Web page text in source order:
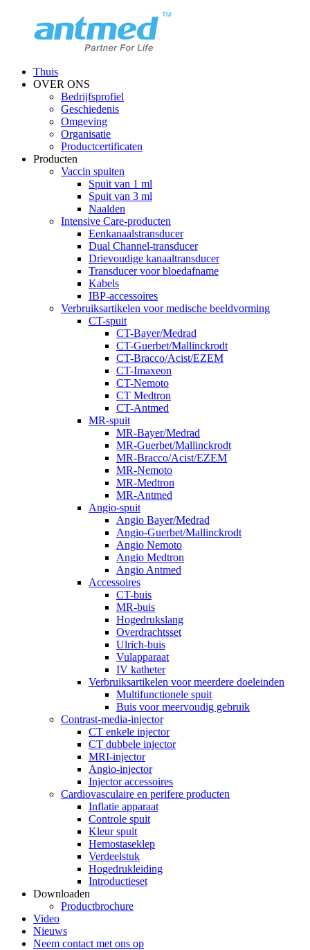
Thuis
OVER ONS
Bedrijfsprofiel
Geschiedenis
Omgeving
Organisatie
Productcertificaten
Producten
Vaccin spuiten
Spuit van 1 ml
Spuit van 3 ml
Naalden
Intensive Care-producten
Eenkanaalstransducer
Dual Channel-transducer
Drievoudige kanaaltransducer
Transducer voor bloedafname
Kabels
IBP-accessoires
Verbruiksartikelen voor medische beeldvorming
CT-spuit
CT-Bayer/Medrad
CT-Guerbet/Mallinckrodt
CT-Bracco/Acist/EZEM
CT-Imaxeon
CT-Nemoto
CT Medtron
CT-Antmed
MR-spuit
MR-Bayer/Medrad
MR-Guerbet/Mallinckrodt
MR-Bracco/Acist/EZEM
MR-Nemoto
MR-Medtron
MR-Antmed
Angio-spuit
Angio Bayer/Medrad
Angio-Guerbet/Mallinckrodt
Angio Nemoto
Angio Medtron
Angio Antmed
Accessoires
CT-buis
MR-buis
Hogedrukslang
Overdrachtsset
Ulrich-buis
Vulapparaat
IV katheter
Verbruiksartikelen voor meerdere doeleinden
Multifunctionele spuit
Buis voor meervoudig gebruik
Contrast-media-injector
CT enkele injector
CT dubbele injector
MRI-injector
Angio-injector
Injector accessoires
Cardiovasculaire en perifere producten
Inflatie apparaat
Controle spuit
Kleur spuit
Hemostaseklep
Verdeelstuk
Hogedrukleiding
Introductieset
Downloaden
Productbrochure
Video
Nieuws
Neem contact met ons op